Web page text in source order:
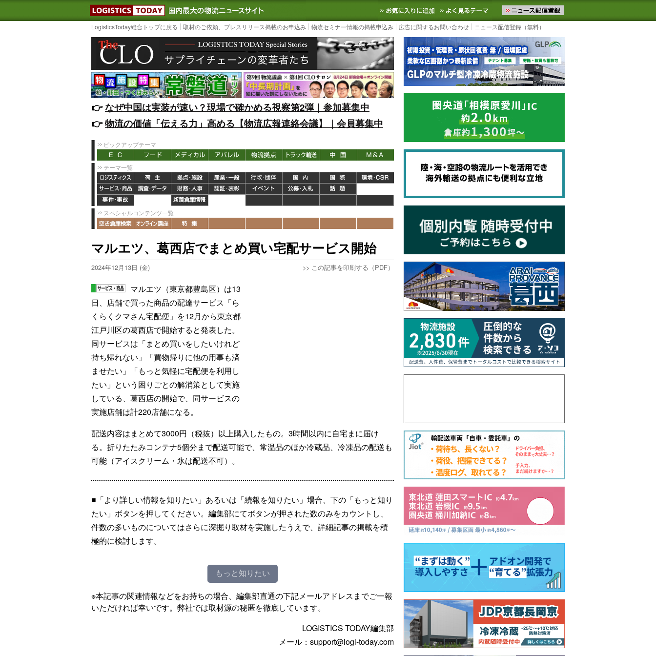
LOGISTICS TODAY｜国内最大の物流ニュースサイト3PL, SCMなど国内外の最新の物流ニュースをお届けします。物流ニュースメール配信を登録す
お気に入りに追加 よく見るテーマ
LogisticsToday総合トップに戻る 取材のご依頼、プレスリリース掲載のお申込み 物流セミナー情報の掲載申込み 広告に関するお問い合わせ ニュース配信登録（無料）
👉️なぜ中国は実装が速い？現場で確かめる視察第2弾｜参加募集中
👉️物流の価値「伝える力」高める【物流広報連絡会議】｜会員募集中
ピックアップテーマ
テーマ一覧
スペシャルコンテンツ一覧
マルエツ、葛西店でまとめ買い宅配サービス開始
2024年12月13日 (金) >> この記事を印刷する（PDF）
マルエツ（東京都豊島区）は13
日、店舗で買った商品の配達サービス「ら
くらくクマさん宅配便」を12月から東京都
江戸川区の葛西店で開始すると発表した。
同サービスは「まとめ買いをしたいけれど
持ち帰れない」「買物帰りに他の用事も済
ませたい」「もっと気軽に宅配便を利用し
たい」という困りごとの解消策として実施
している、葛西店の開始で、同サービスの
実施店舗は計220店舗になる。
配送内容はまとめて3000円（税抜）以上購入したもの。3時間以内に自宅まに届け
る。折りたたみコンテナ5個分まで配送可能で、常温品のほか冷蔵品、冷凍品の配送も
可能（アイスクリーム・氷は配送不可）。
■「より詳しい情報を知りたい」あるいは「続報を知りたい」場合、下の「もっと知り
たい」ボタンを押してください。編集部にてボタンが押された数のみをカウントし、
件数の多いものについてはさらに深掘り取材を実施したうえで、詳細記事の掲載を積
極的に検討します。
もっと知りたい
※本記事の関連情報などをお持ちの場合、編集部直通の下記メールアドレスまでご一報
いただければ幸いです。弊社では取材源の秘匿を徹底しています。
LOGISTICS TODAY編集部
メール：support@logi-today.com